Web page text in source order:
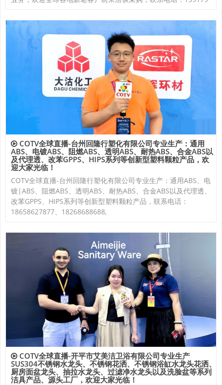
COTV全球直播-台州回隆行塑化有限公司专业生产：通用
ABS、电镀ABS、阻燃ABS、透明ABS、耐热ABS、合金ABS以
及代理透、改苯GPPS、HIPS系列等创新型塑料颗粒产品，欢
迎大家光临！
COTV全球直播-台州回隆行塑化有限公司专业生产：通用ABS、电
镀|ABS、阻燃ABS、透明ABS、耐热ABS、合金ABS以及代理透、
改苯GPPS、HIPS系列等创新型塑料颗粒产品，联系电话：
18658627877、18268688688,
COTV全球直播-开平市艾美洁卫浴有限公司专业生产
SUS304不锈钢水龙头、不锈钢花洒、不锈钢浴缸水龙头花洒、
厨房面盆龙头、抽拉水龙头、过滤净水龙头以及洗脸盆等系列
洁具产品、源头工厂，欢迎大家光临！